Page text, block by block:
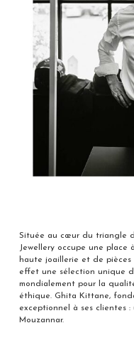
Située au cœur du triangle
Jewellery occupe une
haute joaillerie et de pièces
effet une sélection unique
mondialement pour la
éthique. Ghita Kittane,
exceptionnel à ses clientes
Mouzannar.